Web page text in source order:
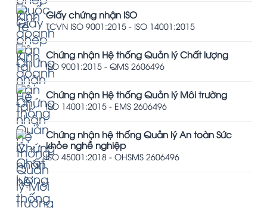
Giấy chứng nhận ISO
TCVN ISO 9001:2015 - ISO 14001:2015
Chứng nhận Hệ thống Quản lý Chất lượng
ISO 9001:2015 - QMS 2606496
Chứng nhận Hệ thống Quản lý Môi trường
ISO 14001:2015 - EMS 2606496
Chứng nhận hệ thống Quản lý An toàn Sức
khỏe nghề nghiệp
ISO 45001:2018 - OHSMS 2606496